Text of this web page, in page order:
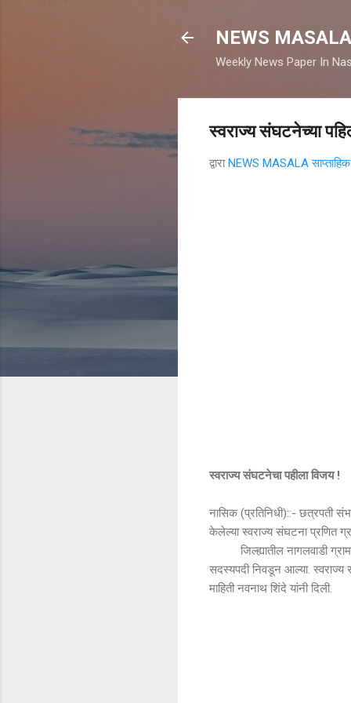
NEWS MASALA
Weekly News Paper In
स्वराज्य संघटनेच्या
द्वाराNEWS MASALA
स्वराज्य संघटनेचा पहीला विजय !
नासिक (प्रतिनिधी)::- छत्रपती
केलेल्या स्वराज्य संघटना प्रणित
जिल्ह्यातील नागलवाडी
सदस्यपदी निवडून आल्या. स्वराज्य
माहिती नवनाथ शिंदे यांनी दिली.